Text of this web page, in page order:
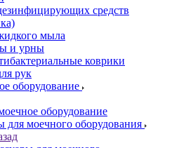
средств
мыла
и урны
коврики
рук
оборудование
оборудование
для моечного оборудования